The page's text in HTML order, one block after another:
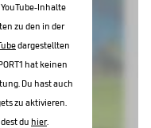
Inhalte
zu den in der
dargestellten
hat keinen
Du hast auch
zu aktivieren.
du hier.